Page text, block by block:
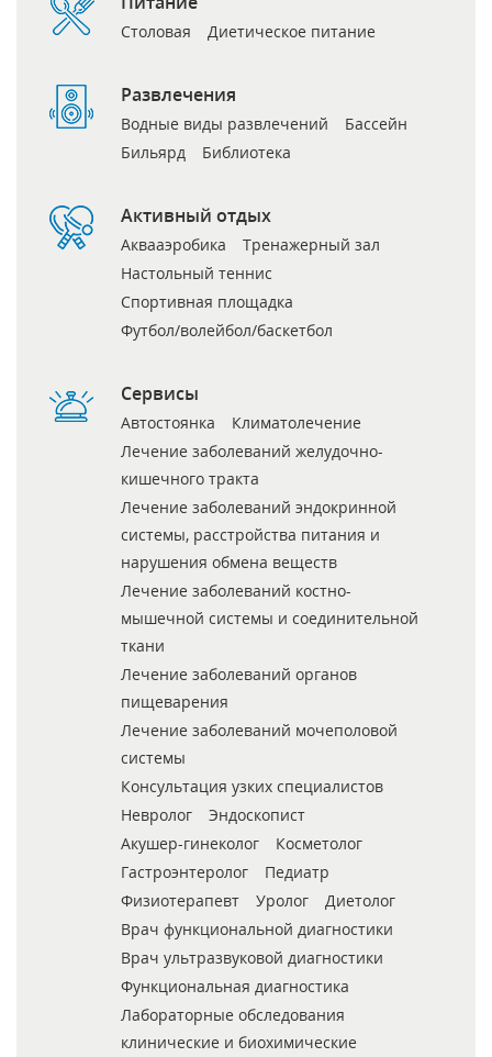
Столовая Диетическое питание
Развлечения
Водные виды развлечений
Бассейн
Бильярд
Библиотека
Активный отдых
Аквааэробика
Тренажерный зал
Настольный теннис
Спортивная площадка
Футбол/волейбол/баскетбол
Сервисы
Автостоянка
Климатолечение
Лечение заболеваний желудочно-
кишечного тракта
Лечение заболеваний эндокринной
системы, расстройства питания и
нарушения обмена веществ
Лечение заболеваний костно-
мышечной системы и соединительной
ткани
Лечение заболеваний органов
пищеварения
Лечение заболеваний мочеполовой
системы
Консультация узких специалистов
Невролог
Эндоскопист
Акушер-гинеколог
Косметолог
Гастроэнтеролог
Педиатр
Физиотерапевт
Уролог
Диетолог
Врач функциональной диагностики
Врач ультразвуковой диагностики
Функциональная диагностика
Лабораторные обследования
клинические и биохимические